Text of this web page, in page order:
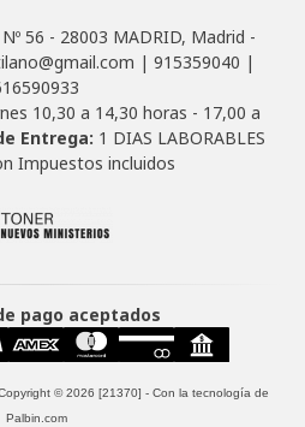
56 - 28003 MADRID, Madrid -
| 915359040 |
10,30 a 14,30 horas - 17,00 a
Entrega: 1 DIAS LABORABLES
Impuestos incluidos
pago aceptados
© 2026 [21370] - Con la tecnología de
Palbin.com